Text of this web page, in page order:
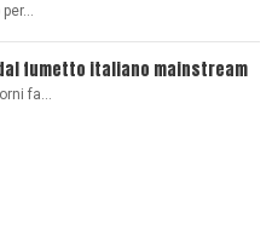
fumetto italiano mainstream
fa…